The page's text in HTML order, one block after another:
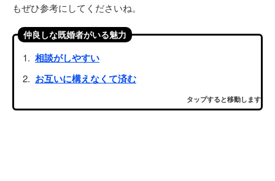
もぜひ参考にしてくださいね。
仲良しな既婚者がいる魅力
相談がしやすい
お互いに構えなくて済む
タップすると移動します